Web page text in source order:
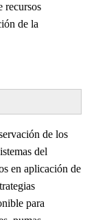
recursos
de la
de los
del
en aplicación de
para